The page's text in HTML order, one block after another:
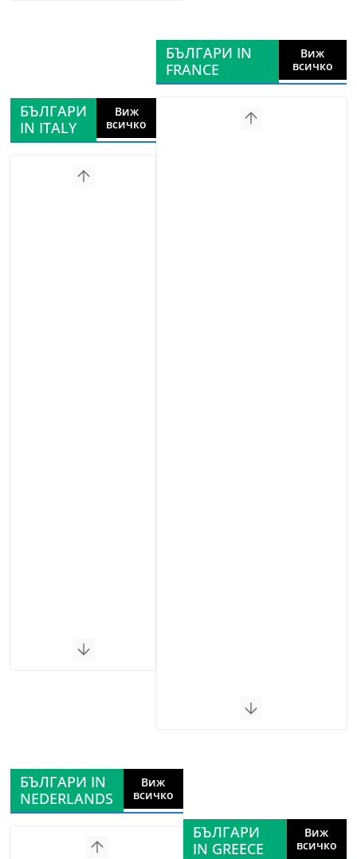
БЪЛГАРИ
IN ITALY
Виж
всичко
БЪЛГАРИ IN
FRANCE
Виж
всичко
БЪЛГАРИ IN
NEDERLANDS
Виж
всичко
БЪЛГАРИ
IN GREECE
Виж
всичко